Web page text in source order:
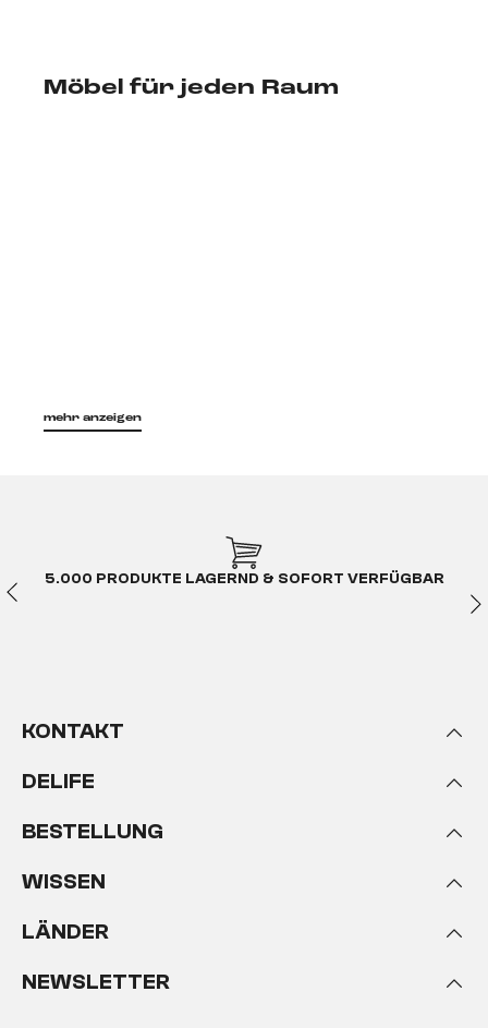
Möbel für jeden Raum
mehr anzeigen
5.000 PRODUKTE LAGERND & SOFORT VERFÜGBAR
KONTAKT
DELIFE
BESTELLUNG
WISSEN
LÄNDER
NEWSLETTER